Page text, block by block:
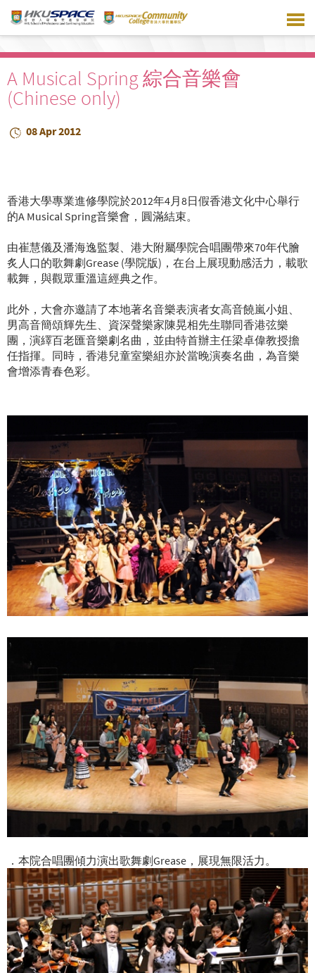
main
A Musical Spring 綜合音樂會
(Chinese only)
08 Apr 2012
香港大學專業進修學院於2012年4月8日假香港文化中心舉行
的A Musical Spring音樂會，圓滿結束。
由崔慧儀及潘海逸監製、港大附屬學院合唱團帶來70年代膾
炙人口的歌舞劇Grease (學院版)，在台上展現動感活力，載歌
載舞，與觀眾重溫這經典之作。
此外，大會亦邀請了本地著名音樂表演者女高音饒嵐小姐、
男高音簡頌輝先生、資深聲樂家陳晃相先生聯同香港弦樂
團，演繹百老匯音樂劇名曲，並由特首辦主任梁卓偉教授擔
任指揮。同時，香港兒童室樂組亦於當晚演奏名曲，為音樂
會增添青春色彩。
．本院合唱團傾力演出歌舞劇Grease，展現無限活力。